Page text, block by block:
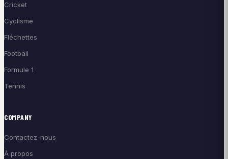
Cricket
Cyclisme
Fléchettes
Football
Formule 1
Tennis
COMPANY
Contactez-nous
À propos